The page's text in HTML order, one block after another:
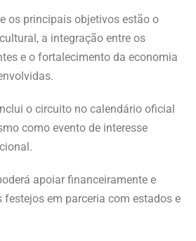
os principais objetivos estão o
a integração entre os
e o fortalecimento da economia
o circuito no calendário oficial
como evento de interesse
apoiar financeiramente e
em parceria com estados e